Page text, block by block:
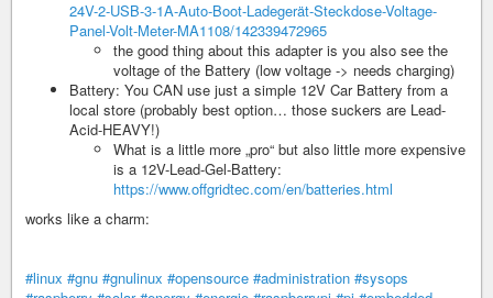
24V-2-USB-3-1A-Auto-Boot-Ladegerät-Steckdose-Voltage-
Panel-Volt-Meter-MA1108/142339472965
the good thing about this adapter is you also see the
voltage of the Battery (low voltage -> needs charging)
Battery: You CAN use just a simple 12V Car Battery from a
local store (probably best option… those suckers are Lead-
Acid-HEAVY!)
What is a little more „pro“ but also little more expensive
is a 12V-Lead-Gel-Battery:
https://www.offgridtec.com/en/batteries.html
works like a charm:
#linux #gnu #gnulinux #opensource #administration #sysops